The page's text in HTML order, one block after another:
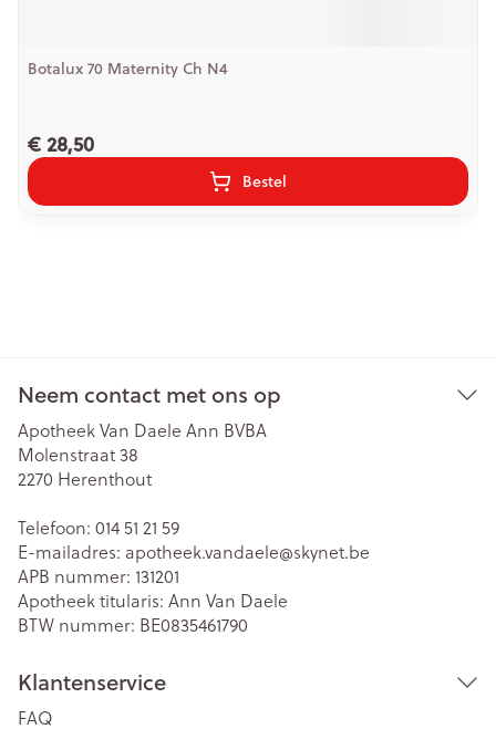
Botalux 70 Maternity Ch N4
€ 28,50
Bestel
Neem contact met ons op
Apotheek Van Daele Ann BVBA
Molenstraat 38
2270 Herenthout
Telefoon: 014 51 21 59
E-mailadres: apotheek.vandaele@skynet.be
APB nummer: 131201
Apotheek titularis: Ann Van Daele
BTW nummer: BE0835461790
Klantenservice
FAQ